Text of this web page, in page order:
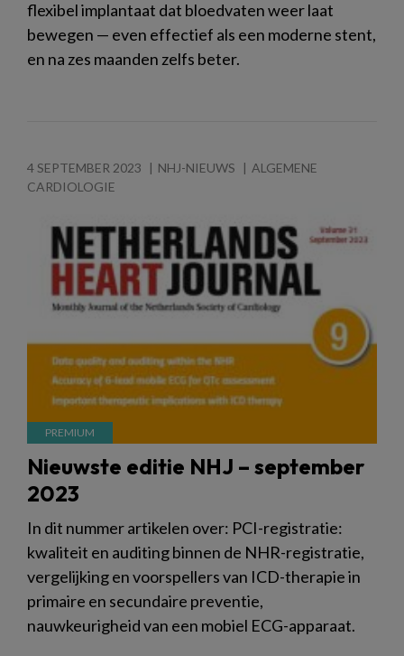
flexibel implantaat dat bloedvaten weer laat
bewegen — even effectief als een moderne stent,
en na zes maanden zelfs beter.
4 SEPTEMBER 2023 NHJ-NIEUWS
ALGEMENE
CARDIOLOGIE
Nieuwste editie NHJ – september
2023
In dit nummer artikelen over: PCI-registratie:
kwaliteit en auditing binnen de NHR-registratie,
vergelijking en voorspellers van ICD-therapie in
primaire en secundaire preventie,
nauwkeurigheid van een mobiel ECG-apparaat.